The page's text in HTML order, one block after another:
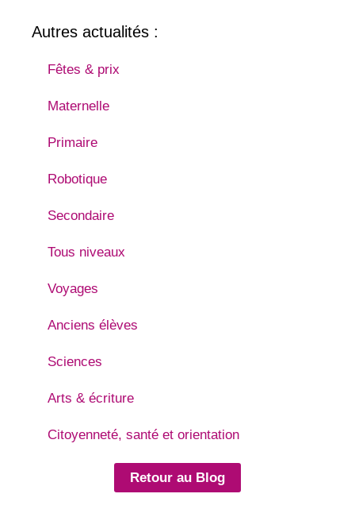
Autres actualités :
Fêtes & prix
Maternelle
Primaire
Robotique
Secondaire
Tous niveaux
Voyages
Anciens élèves
Sciences
Arts & écriture
Citoyenneté, santé et orientation
Retour au Blog